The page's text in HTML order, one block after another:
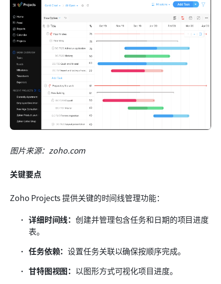
图片来源：zoho.com
关键要点
Zoho Projects 提供关键的时间线管理功能：
详细时间线：创建并管理包含任务和日期的项目进度
表。
任务依赖：设置任务关联以确保按顺序完成。
甘特图视图： 以图形方式可视化项目进度。